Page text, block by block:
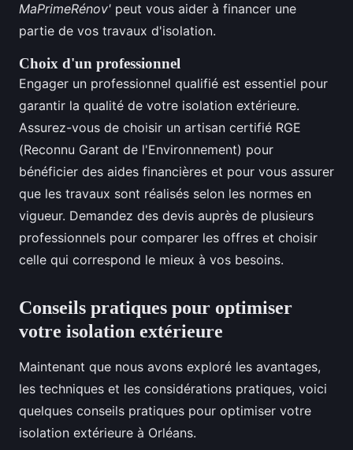
MaPrimeRénov' peut vous aider à financer une
partie de vos travaux d'isolation.
Choix d'un professionnel
Engager un professionnel qualifié est essentiel pour
garantir la qualité de votre isolation extérieure.
Assurez-vous de choisir un artisan certifié RGE
(Reconnu Garant de l'Environnement) pour
bénéficier des aides financières et pour vous assurer
que les travaux sont réalisés selon les normes en
vigueur. Demandez des devis auprès de plusieurs
professionnels pour comparer les offres et choisir
celle qui correspond le mieux à vos besoins.
Conseils pratiques pour optimiser
votre isolation extérieure
Maintenant que nous avons exploré les avantages,
les techniques et les considérations pratiques, voici
quelques conseils pratiques pour optimiser votre
isolation extérieure à Orléans.